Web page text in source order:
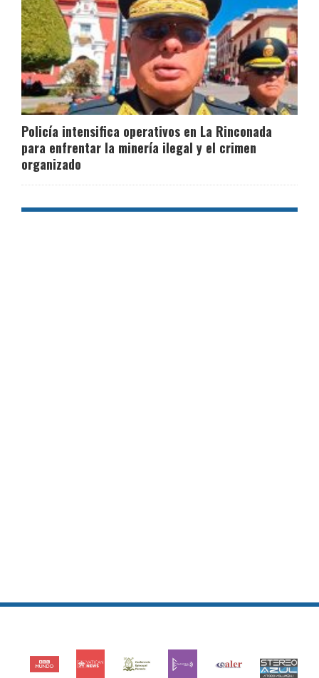
Policía intensifica operativos en La Rinconada
para enfrentar la minería ilegal y el crimen
organizado